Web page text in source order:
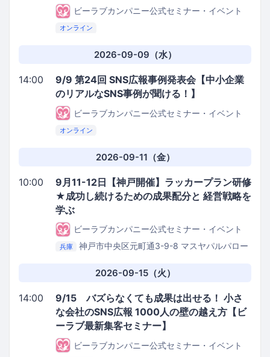
ビーラブカンパニー公式セミナー・イベント
オンライン
2026-09-09（水）
14:00
9/9 第24回 SNS広報事例発表会【中小企業
のリアルなSNS事例が聞ける！】
ビーラブカンパニー公式セミナー・イベント
オンライン
2026-09-11（金）
10:00
9月11-12日【神戸開催】ラッカープラン研修
★成功し続けるための成果配分と 経営戦略を
学ぶ
ビーラブカンパニー公式セミナー・イベント
兵庫
神戸市中央区元町通3-9-8 マスヤパルパロー
2026-09-15（火）
14:00
9/15 バズらなくても成果は出せる！ 小さ
な会社のSNS広報 1000人の壁の越え方【ビ
ーラブ最新集客セミナー】
ビーラブカンパニー公式セミナー・イベント